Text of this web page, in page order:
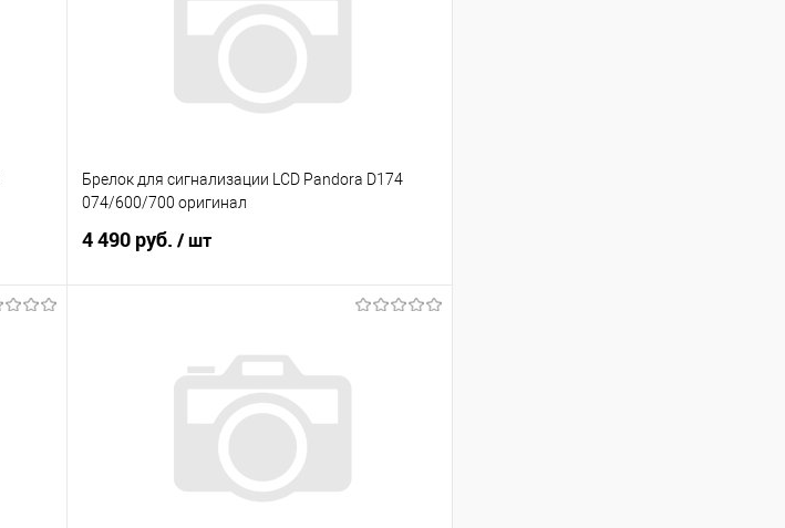
Брелок для сигнализации LCD Pandora D174
074/600/700 оригинал
4 490 руб. / шт
Купить в 1 клик
Сравнение
Под заказ